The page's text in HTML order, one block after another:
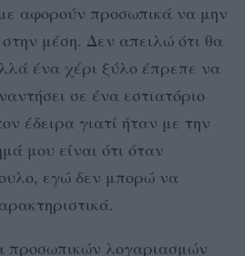
αφορούν προσωπικά να μην
μέση. Δεν απειλώ ότι θα
ένα χέρι ξύλο έπρεπε να
σε ένα εστιατόριο
έδειρα γιατί ήταν με την
μου είναι ότι όταν
εγώ δεν μπορώ να
προσωπικών λογαριασμών